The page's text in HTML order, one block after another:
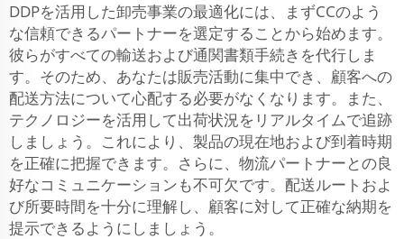
DDPを活用した卸売事業の最適化には、まずCCのよう
な信頼できるパートナーを選定することから始めます。
彼らがすべての輸送および通関書類手続きを代行しま
す。そのため、あなたは販売活動に集中でき、顧客への
配送方法について心配する必要がなくなります。また、
テクノロジーを活用して出荷状況をリアルタイムで追跡
しましょう。これにより、製品の現在地および到着時期
を正確に把握できます。さらに、物流パートナーとの良
好なコミュニケーションも不可欠です。配送ルートおよ
び所要時間を十分に理解し、顧客に対して正確な納期を
提示できるようにしましょう。